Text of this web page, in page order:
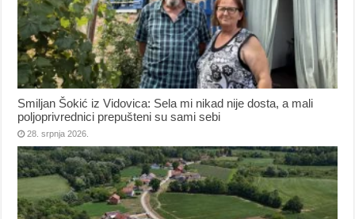
Smiljan Šokić iz Vidovica: Sela mi nikad nije dosta, a mali
poljoprivrednici prepušteni su sami sebi
28. srpnja 2026.